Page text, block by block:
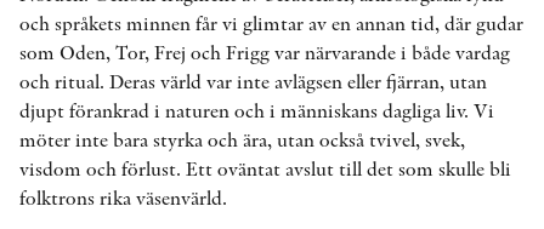
KONTAKT
PRESSKONTAKT
PEER REVIEW-PROCESSEN
och språkets minnen får vi glimtar av en annan tid, där gudar
som Oden, Tor, Frej och Frigg var närvarande i både vardag
och ritual. Deras värld var inte avlägsen eller fjärran, utan
djupt förankrad i naturen och i människans dagliga liv. Vi
möter inte bara styrka och ära, utan också tvivel, svek,
visdom och förlust. Ett oväntat avslut till det som skulle bli
folktrons rika väsenvärld.